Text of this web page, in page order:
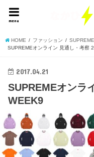
menu
HOME ファッション
SUPREME
SUPREMEオンライン 見通し・考察
2017.04.21
SUPREMEオンラ
WEEK9